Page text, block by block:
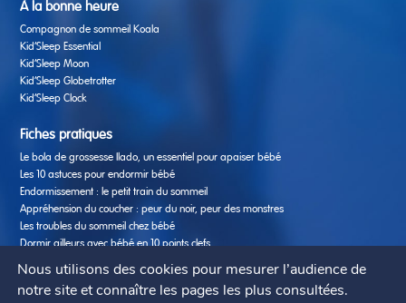
À la bonne heure
Compagnon de sommeil Koala
Kid’Sleep Essential
Kid’Sleep Moon
Kid’Sleep Globetrotter
Kid’Sleep Clock
Fiches pratiques
Le bola de grossesse Ilado, un essentiel pour apaiser bébé
Les 10 astuces pour endormir bébé
Endormissement : le petit train du sommeil
Appréhension du coucher : peur du noir, peur des monstres
Les troubles du sommeil chez bébé
Dormir ailleurs avec bébé en 10 points clefs
Nutrition : les aliments qui aident bébé à bien dormir
7 erreurs à éviter pour le sommeil de bébé
Activités créatives & éducatives enfants
Nous utilisons des cookies pour mesurer l’audience de
notre site et connaître les pages les plus consultées.